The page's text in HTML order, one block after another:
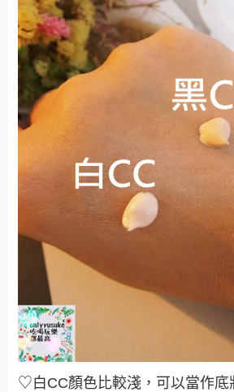
♡白CC顏色比較淺，可以當作底